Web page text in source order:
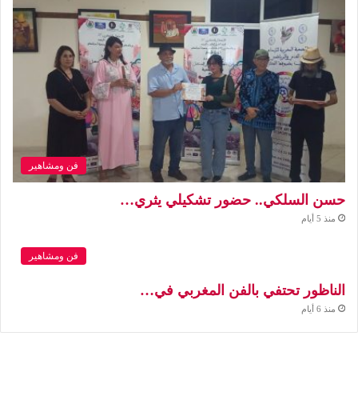
فن ومشاهير
حسن السلكي.. حضور تشكيلي يثري…
منذ 5 أيام
فن ومشاهير
الناظور تحتفي بالفن المغربي في…
منذ 6 أيام